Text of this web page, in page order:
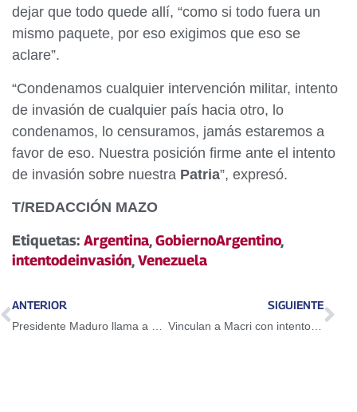
dejar que todo quede allí, “como si todo fuera un
mismo paquete, por eso exigimos que eso se
aclare”.
“Condenamos cualquier intervención militar, intento
de invasión de cualquier país hacia otro, lo
condenamos, lo censuramos, jamás estaremos a
favor de eso. Nuestra posición firme ante el intento
de invasión sobre nuestra Patria”, expresó.
T/REDACCIÓN MAZO
Etiquetas: Argentina,GobiernoArgentino,
intentodeinvasión,Venezuela
ANTERIOR SIGUIENTE
Vinculan a Macri con intento de invasión a Venezuela